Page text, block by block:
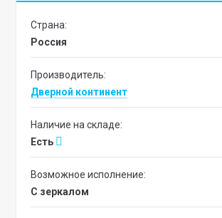
Страна:
Россия
Производитель:
Дверной континент
Наличие на складе:
Есть
Возможное исполнение:
с зеркалом